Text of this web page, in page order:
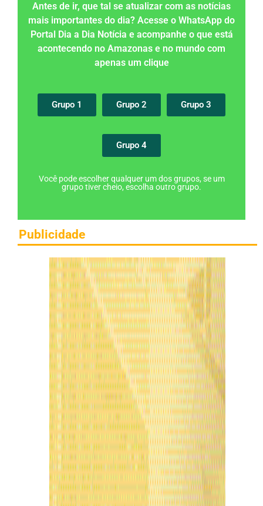
Antes de ir, que tal se atualizar com as notícias
mais importantes do dia? Acesse o WhatsApp do
Portal Dia a Dia Notícia e acompanhe o que está
acontecendo no Amazonas e no mundo com
apenas um clique
Grupo 1 Grupo 2 Grupo 3
Grupo 4
Você pode escolher qualquer um dos grupos, se um
grupo tiver cheio, escolha outro grupo.
Publicidade